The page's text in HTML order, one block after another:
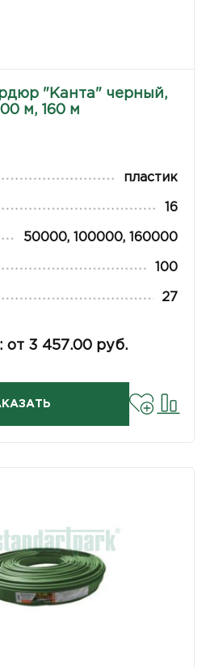
"Канта" черный,
м, 160 м
пластик
16
50000, 100000, 160000
100
27
от 3 457.00 руб.